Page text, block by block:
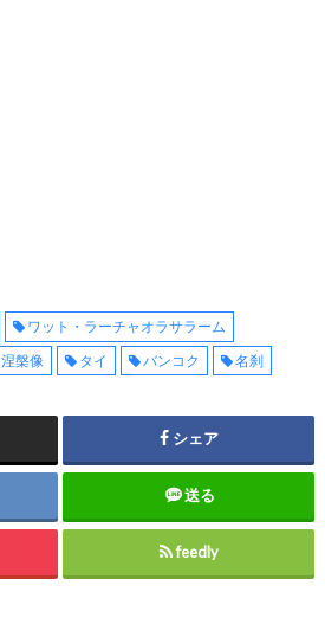
ワット・ラーチャオラサラーム
涅槃像 タイ バンコク 名刹
シェア
送る
feedly